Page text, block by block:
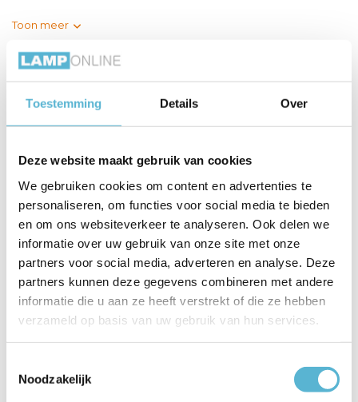
Toestemming Details Over
Deze website maakt gebruik van cookies
We gebruiken cookies om content en advertenties te
personaliseren, om functies voor social media te bieden
en om ons websiteverkeer te analyseren. Ook delen we
informatie over uw gebruik van onze site met onze
partners voor social media, adverteren en analyse. Deze
partners kunnen deze gegevens combineren met andere
informatie die u aan ze heeft verstrekt of die ze hebben
verzameld op basis van uw gebruik van hun services.
Noodzakelijk
Toon meer
Vergelijk Delen
Gerelateerde artikelen:
Hanglamp
Mendoza Ø 37,...
Hanglamp
Mendoza Ø 37,...
G95 - Filament
lamp - ...
€14,95
Reviews